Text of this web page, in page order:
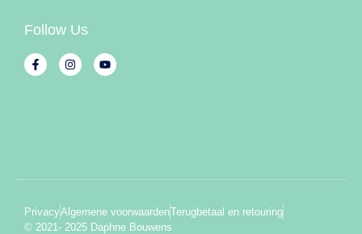
Follow Us
PrivacyAlgemene voorwaardenTerugbetaal en retouring
© 2021- 2025 Daphne Bouwens